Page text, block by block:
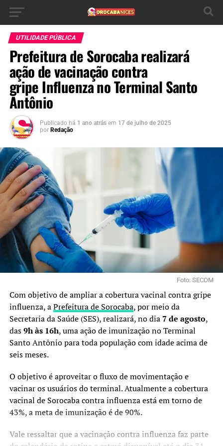
UTILIDADE PÚBLICA
Prefeitura de Sorocaba realizará
ação de vacinação contra
gripe Influenza no Terminal Santo
Antônio
Publicado há 1 ano atrás em 17 de julho de 2025
por Redação
Foto: SECOM
Com objetivo de ampliar a cobertura vacinal contra gripe
influenza, aPrefeitura de Sorocaba, por meio da
Secretaria da Saúde (SES), realizará, no dia7 de agosto,
das9h às 16h, uma ação de imunização no Terminal
Santo Antônio para toda população com idade acima de
seis meses.
O objetivo é aproveitar o fluxo de movimentação e
vacinar os usuários do terminal. Atualmente a cobertura
vacinal de Sorocaba contra influenza está em torno de
43%, a meta de imunização é de 90%.
Vale ressaltar que a vacinação contra influenza faz parte